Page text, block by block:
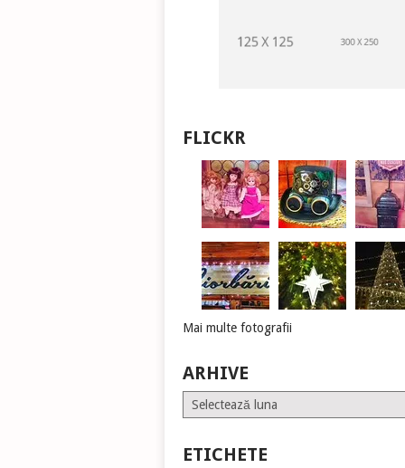
FLICKR
Mai multe fotografii
ARHIVE
Arhive
ETICHETE